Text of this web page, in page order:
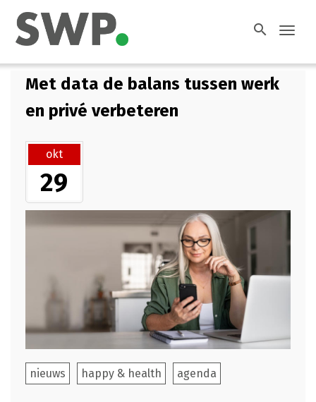
search
Met data de balans tussen werk
en privé verbeteren
okt
29
nieuws happy & health agenda